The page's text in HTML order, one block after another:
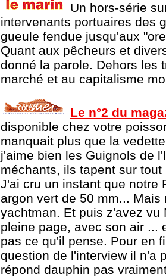
Un hors-série
intervenants portuaires des
gueule fendue jusqu'aux
Quant aux pêcheurs et
donné la parole. Dehors les
marché et au capitalisme
Le n°2 du
disponible chez votre
manquait plus que la
j'aime bien les Guignols de
méchants, ils tapent sur
J'ai cru un instant que notre
argon vert de 50 mm...
yachtman. Et puis z'avez vu
pleine page, avec son air ...
pas ce qu'il pense. Pour en
question de l'interview il n'a
répond dauphin pas